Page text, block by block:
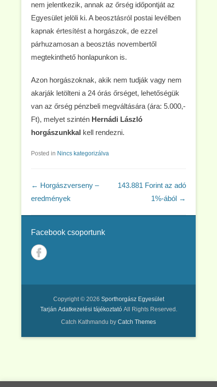
nem jelentkezik, annak az őrség időpontját az
Egyesület jelöli ki. A beosztásról postai levélben
kapnak értesítést a horgászok, de ezzel
párhuzamosan a beosztás novembertől
megtekinthető honlapunkon is.
Azon horgászoknak, akik nem tudják vagy nem
akarják letölteni a 24 órás őrséget, lehetőségük
van az őrség pénzbeli megváltására (ára: 5.000,-
Ft), melyet szintén Hernádi László
horgászunkkal kell rendezni.
Posted in Nincs kategorizálva
Post navigation
← Horgászverseny –
eredmények
143.881 Forint az adó
1%-ából →
Facebook csoportunk
Copyright © 2026 Sporthorgász Egyesület
Tarján Adatkezelési tájékoztatóAll Rights Reserved.
Catch Kathmandu by Catch Themes